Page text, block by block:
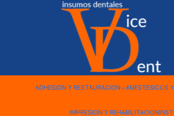
ADHESION Y RESTAURACION ANESTESICOS
IMPRESION Y REHABILITACION
ENDODONCIA LIMA PROTAPER